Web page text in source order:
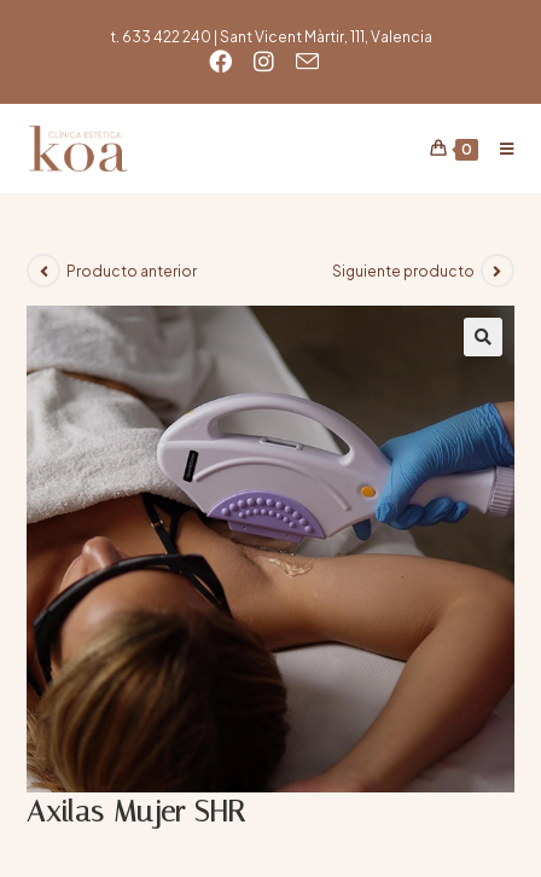
t. 633 422 240 | Sant Vicent Màrtir, 111, Valencia
0
Producto anterior Siguiente producto
Axilas Mujer SHR